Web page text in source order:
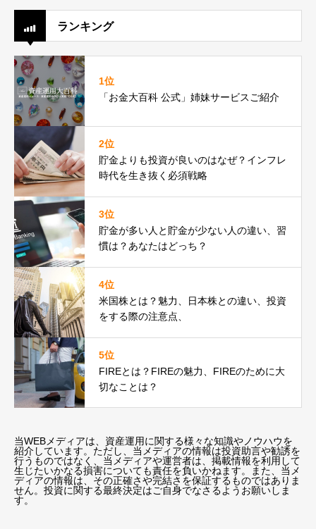
ランキング
1位
「お金大百科 公式」姉妹サービスご紹介
2位
貯金よりも投資が良いのはなぜ？インフレ
時代を生き抜く必須戦略
3位
貯金が多い人と貯金が少ない人の違い、習
慣は？あなたはどっち？
4位
米国株とは？魅力、日本株との違い、投資
をする際の注意点、
5位
FIREとは？FIREの魅力、FIREのために大
切なことは？
当WEBメディアは、資産運用に関する様々な知識やノウハウを
紹介しています。ただし、当メディアの情報は投資助言や勧誘を
行うものではなく、当メディアや運営者は、掲載情報を利用して
生じたいかなる損害についても責任を負いかねます。また、当メ
ディアの情報は、その正確さや完結さを保証するものではありま
せん。投資に関する最終決定はご自身でなさるようお願いしま
す。